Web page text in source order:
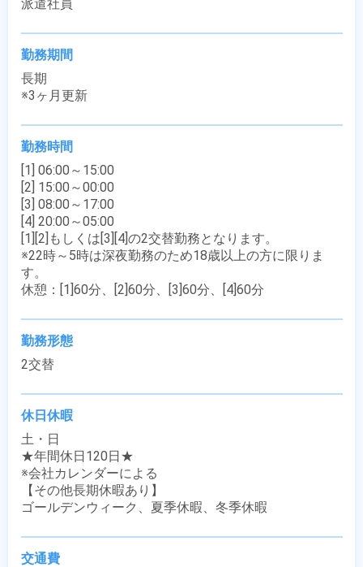
派遣社員
勤務期間
長期
※3ヶ月更新
勤務時間
[1] 06:00～15:00
[2] 15:00～00:00
[3] 08:00～17:00
[4] 20:00～05:00
[1][2]もしくは[3][4]の2交替勤務となります。
※22時～5時は深夜勤務のため18歳以上の方に限りま
す。
休憩：[1]60分、[2]60分、[3]60分、[4]60分
勤務形態
2交替
休日休暇
土・日
★年間休日120日★
※会社カレンダーによる
【その他長期休暇あり】
ゴールデンウィーク、夏季休暇、冬季休暇
交通費